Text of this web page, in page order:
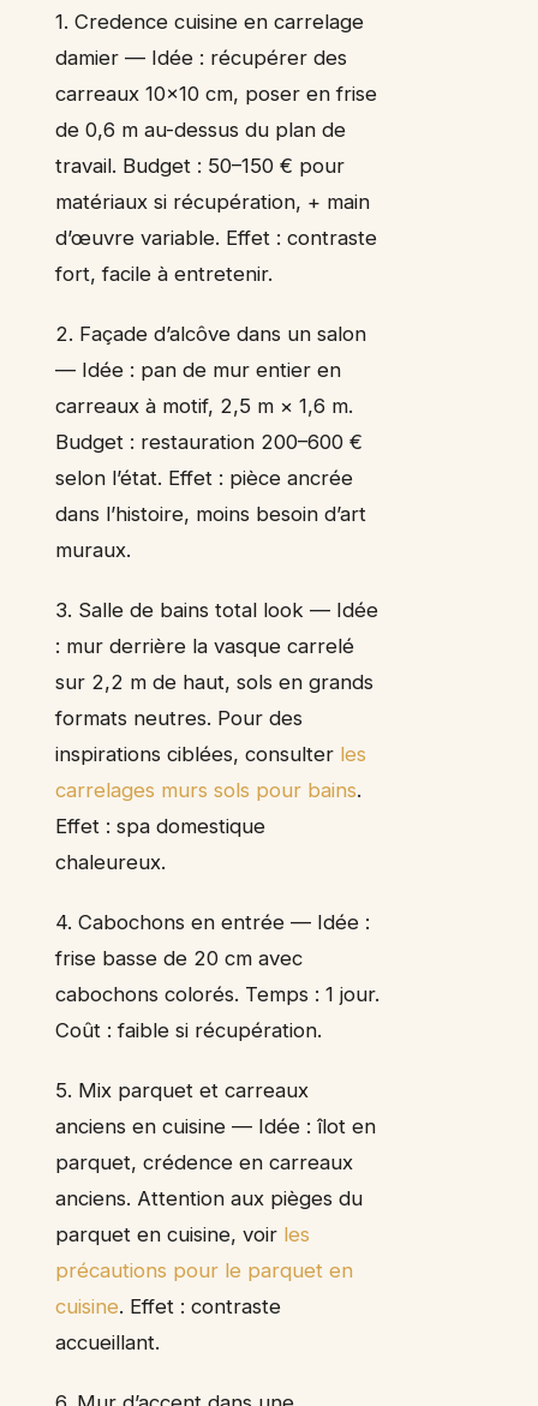
1. Credence cuisine en carrelage
damier — Idée : récupérer des
carreaux 10×10 cm, poser en frise
de 0,6 m au-dessus du plan de
travail. Budget : 50–150 € pour
matériaux si récupération, + main
d’œuvre variable. Effet : contraste
fort, facile à entretenir.
2. Façade d’alcôve dans un salon
— Idée : pan de mur entier en
carreaux à motif, 2,5 m × 1,6 m.
Budget : restauration 200–600 €
selon l’état. Effet : pièce ancrée
dans l’histoire, moins besoin d’art
muraux.
3. Salle de bains total look — Idée
: mur derrière la vasque carrelé
sur 2,2 m de haut, sols en grands
formats neutres. Pour des
inspirations ciblées, consulter les
carrelages murs sols pour bains.
Effet : spa domestique
chaleureux.
4. Cabochons en entrée — Idée :
frise basse de 20 cm avec
cabochons colorés. Temps : 1 jour.
Coût : faible si récupération.
5. Mix parquet et carreaux
anciens en cuisine — Idée : îlot en
parquet, crédence en carreaux
anciens. Attention aux pièges du
parquet en cuisine, voir les
précautions pour le parquet en
cuisine. Effet : contraste
accueillant.